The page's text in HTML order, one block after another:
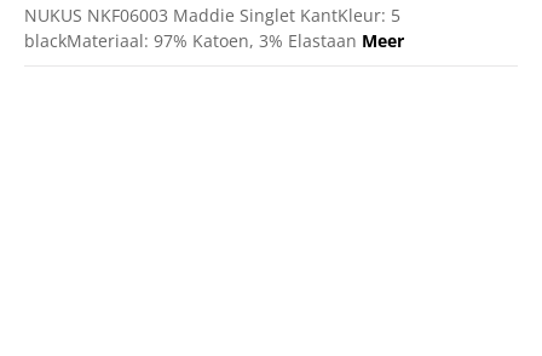
NUKUS NKF06003 Maddie Singlet KantKleur: 5
blackMateriaal: 97% Katoen, 3% Elastaan Meer